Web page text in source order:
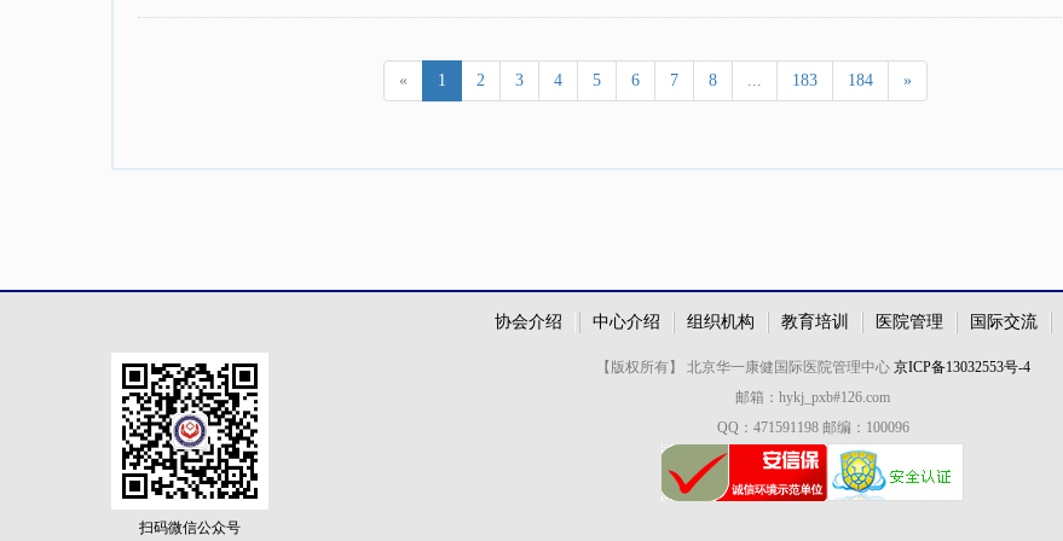
« 1 2 3 4 5 6 7 8 ... 183 184 »
协会介绍 中心介绍 组织机构 教育培训 医院管理 国际交流
扫码微信公众号
【版权所有】 北京华一康健国际医院管理中心 京ICP备13032553号-4
邮箱：hykj_pxb#126.com
QQ：471591198 邮编：100096